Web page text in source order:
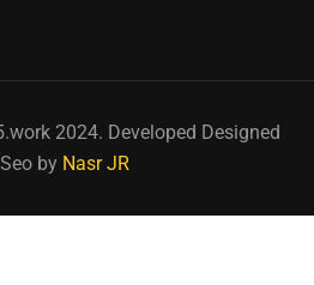
2024. Developed Designed
by Nasr JR